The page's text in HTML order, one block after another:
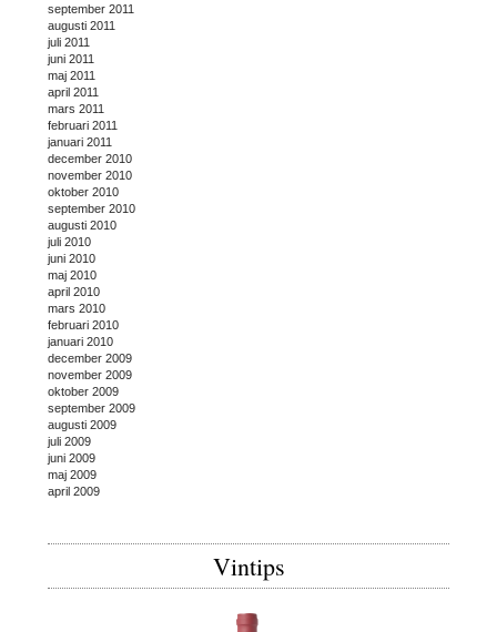
september 2011
augusti 2011
juli 2011
juni 2011
maj 2011
april 2011
mars 2011
februari 2011
januari 2011
december 2010
november 2010
oktober 2010
september 2010
augusti 2010
juli 2010
juni 2010
maj 2010
april 2010
mars 2010
februari 2010
januari 2010
december 2009
november 2009
oktober 2009
september 2009
augusti 2009
juli 2009
juni 2009
maj 2009
april 2009
Vintips